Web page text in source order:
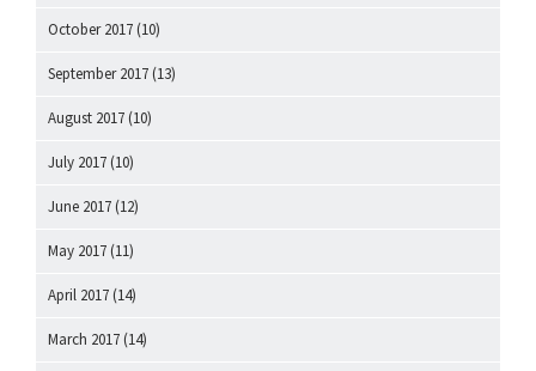
October 2017 (10)
September 2017 (13)
August 2017 (10)
July 2017 (10)
June 2017 (12)
May 2017 (11)
April 2017 (14)
March 2017 (14)